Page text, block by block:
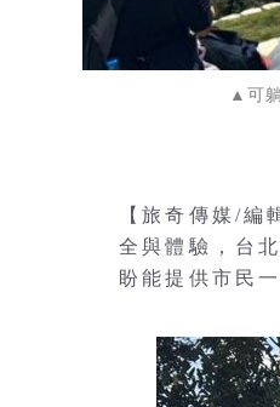
▲可
【旅奇傳媒/編
全與體驗，台
盼能提供市民